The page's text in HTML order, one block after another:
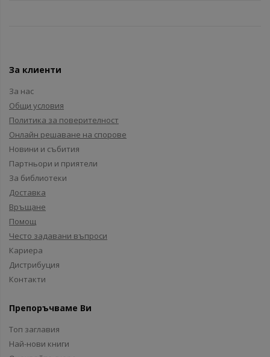
За клиенти
За нас
Общи условия
Политика за поверителност
Онлайн решаване на спорове
Новини и събития
Партньори и приятели
За библиотеки
Доставка
Връщане
Помощ
Често задавани въпроси
Кариера
Дистрибуция
Контакти
Препоръчваме Ви
Топ заглавия
Най-нови книги